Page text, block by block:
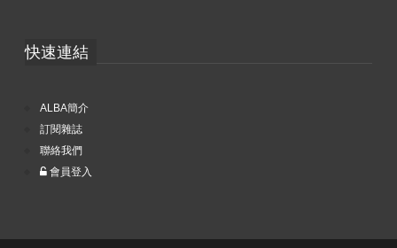
快速連結
ALBA簡介
訂閱雜誌
聯絡我們
會員登入